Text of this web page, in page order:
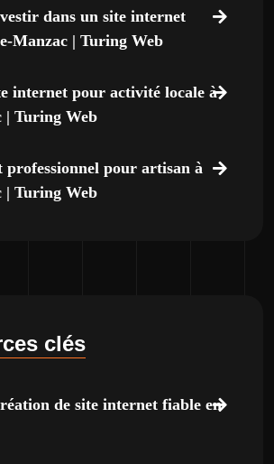
dans un site internet
Manzac | Turing Web
internet pour activité locale à
| Turing Web
professionnel pour artisan à
| Turing Web
clés
de site internet fiable en